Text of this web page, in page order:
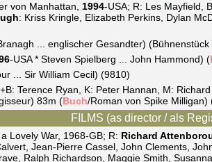
von Manhattan, 1994-USA; R: Les Mayfield,
: Kriss Kringle, Elizabeth Perkins, Dylan
... englischer Gesandter)
-USA * Steven Spielberg ... John Hammond) (
... Sir William Cecil) (9810)
Terence Ryan, K: Peter Hannan, M:
83m (Buch/Roman von Spike Milligan)
FILMS (as director / als
Lovely War, 1968-GB; R: Richard
Jean-Pierre Cassel, John Clements,
Ralph Richardson, Maggie Smith,